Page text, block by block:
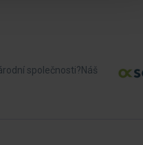
společnosti?Náš